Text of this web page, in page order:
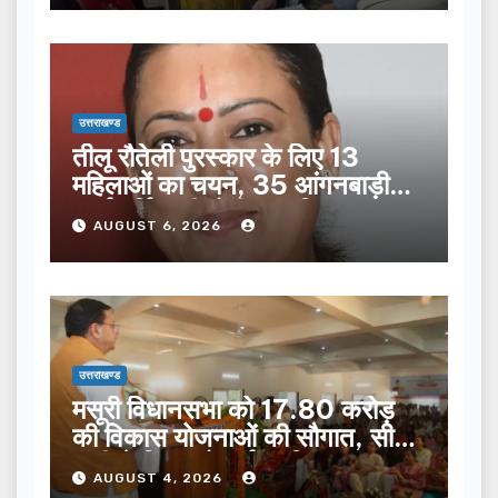
उत्तराखण्ड
तीलू रौतेली पुरस्कार के लिए 13
महिलाओं का चयन, 35 आंगनबाड़ी
कार्यकर्तियां भी होंगी सम्मानित…
AUGUST 6, 2026
उत्तराखण्ड
मसूरी विधानसभा को 17.80 करोड़
की विकास योजनाओं की सौगात, सीएम
धामी ने किया लोकार्पण-शिलान्यास.
AUGUST 4, 2026